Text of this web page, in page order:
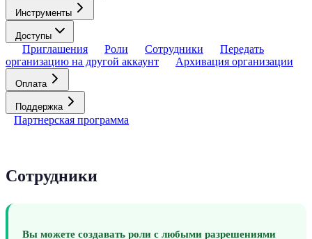
Инструменты
Доступы
Приглашения Роли Сотрудники
Передать
организацию на другой аккаунт
Архивация организации
Оплата
Поддержка
Партнерская программа
Сотрудники
Вы можете создавать роли с любыми разрешениями